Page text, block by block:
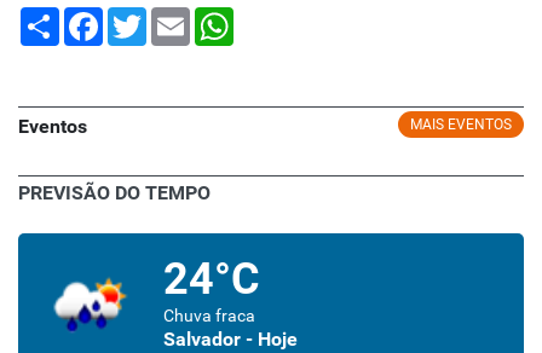
Share Facebook
TwitterEmail
MAIS EVENTOS
Eventos
PREVISÃO DO TEMPO
24°C
Chuva fraca
Salvador - Hoje